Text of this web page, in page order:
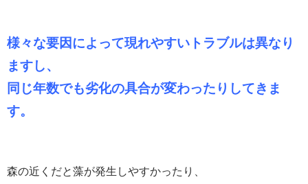
様々な要因によって現れやすいトラブルは異なり
ますし、
同じ年数でも劣化の具合が変わったりしてきま
す。
森の近くだと藻が発生しやすかったり、